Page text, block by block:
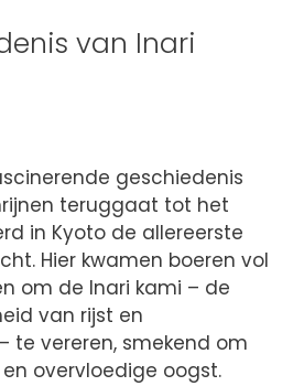
van Inari
geschiedenis
teruggaat tot het
in Kyoto de allereerste
Hier kwamen boeren vol
om de Inari kami – de
van rijst en
te vereren, smekend om
overvloedige oogst.